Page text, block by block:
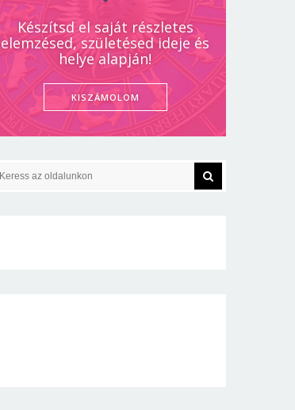
Készítsd el saját részletes
elemzésed, születésed ideje és
helye alapján!
KISZÁMOLOM